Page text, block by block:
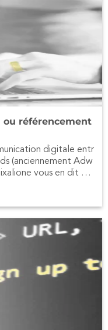
ou référencement
digitale entr
(anciennement Adw
vous en dit plu